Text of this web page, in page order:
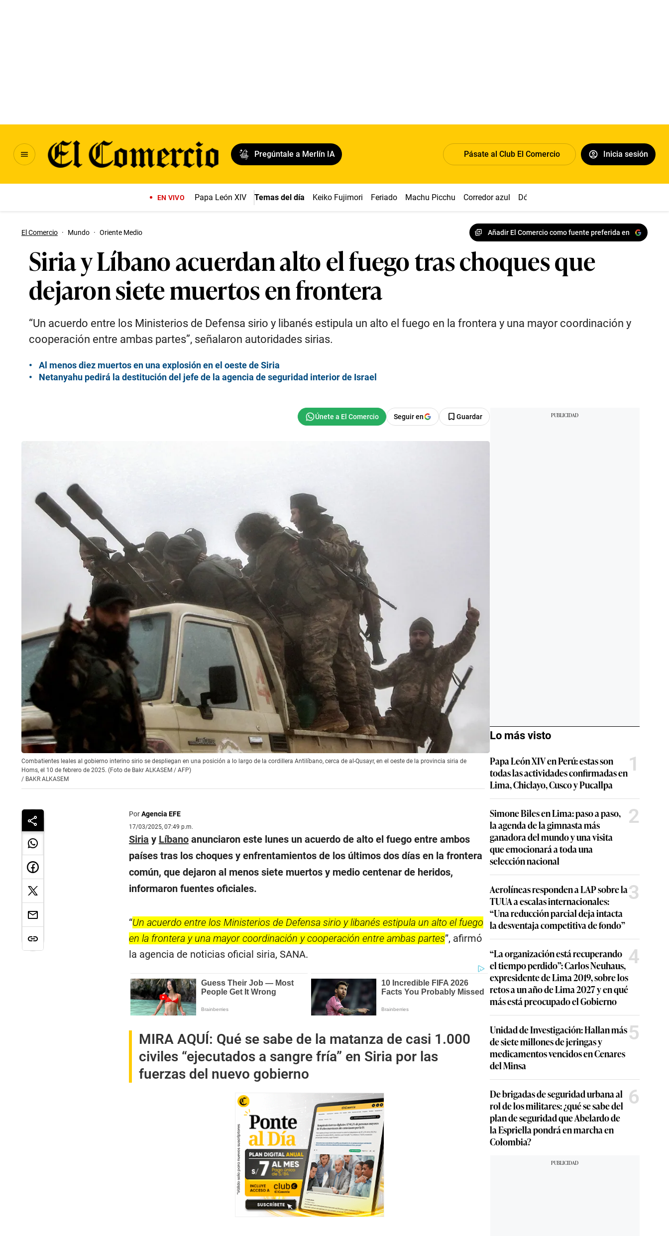
Pregúntale a Merlín IA Pásate al Club El Comercio Inicia sesión
EN VIVO Papa León XIV Temas del día Keiko Fujimori Feriado Machu Picchu Corredor azul Dólar
El Comercio · Mundo · Oriente Medio Añadir El Comercio como fuente preferida en
Siria y Líbano acuerdan alto el fuego tras choques que
dejaron siete muertos en frontera
“Un acuerdo entre los Ministerios de Defensa sirio y libanés estipula un alto el fuego en la frontera y una mayor coordinación y
cooperación entre ambas partes”, señalaron autoridades sirias.
Al menos diez muertos en una explosión en el oeste de Siria
Netanyahu pedirá la destitución del jefe de la agencia de seguridad interior de Israel
Seguir en Guardar
Combatientes leales al gobierno interino sirio se despliegan en una posición a lo largo de la cordillera Antilíbano, cerca de al-Qusayr, en el oeste de la provincia siria de
Homs, el 10 de febrero de 2025. (Foto de Bakr ALKASEM / AFP)
/ BAKR ALKASEM
PorAgencia EFE
17/03/2025, 07:49 p.m.
Siria y Líbanoanunciaron este lunes un acuerdo de alto el fuego entre ambos
países tras los choques y enfrentamientos de los últimos dos días en la frontera
común, que dejaron al menos siete muertos y medio centenar de heridos,
informaron fuentes oficiales.
“Un acuerdo entre los Ministerios de Defensa sirio y libanés estipula un alto el fuego
en la frontera y una mayor coordinación y cooperación entre ambas partes”, afirmó
la agencia de noticias oficial siria, SANA.
MIRA AQUÍ: Qué se sabe de la matanza de casi 1.000
civiles “ejecutados a sangre fría” en Siria por las
fuerzas del nuevo gobierno
Lo más visto
Papa León XIV en Perú: estas son
todas las actividades confirmadas en
Lima, Chiclayo, Cusco y Pucallpa
1
Simone Biles en Lima: paso a paso,
la agenda de la gimnasta más
ganadora del mundo y una visita
que emocionará a toda una
selección nacional
2
Aerolíneas responden a LAP sobre la
TUUA a escalas internacionales:
“Una reducción parcial deja intacta
la desventaja competitiva de fondo”
3
“La organización está recuperando
el tiempo perdido”: Carlos Neuhaus,
expresidente de Lima 2019, sobre los
retos a un año de Lima 2027 y en qué
más está preocupado el Gobierno
4
Unidad de Investigación: Hallan más
de siete millones de jeringas y
medicamentos vencidos en Cenares
del Minsa
5
De brigadas de seguridad urbana al
rol de los militares: ¿qué se sabe del
plan de seguridad que Abelardo de
la Espriella pondrá en marcha en
Colombia?
6